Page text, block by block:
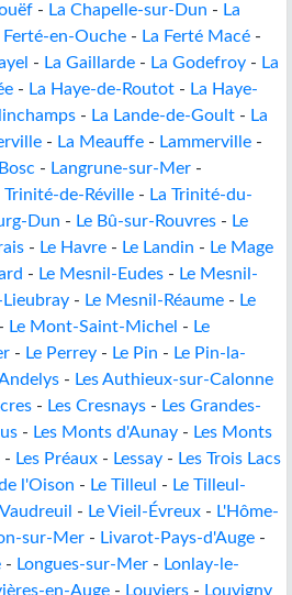
- La Chapelle-sur-Dun - La
Ferté-en-Ouche - La Ferté Macé -
- La Gaillarde - La Godefroy - La
- La Haye-de-Routot - La Haye-
- La Lande-de-Goult - La
- La Meauffe - Lammerville -
- Langrune-sur-Mer -
Trinité-de-Réville - La Trinité-du-
Dun - Le Bû-sur-Rouvres - Le
- Le Havre - Le Landin - Le Mage
- Le Mesnil-Eudes - Le Mesnil-
Lieubray - Le Mesnil-Réaume - Le
- Le Mont-Saint-Michel - Le
- Le Perrey - Le Pin - Le Pin-la-
Andelys - Les Authieux-sur-Calonne
- Les Cresnays - Les Grandes-
- Les Monts d'Aunay - Les Monts
- Les Préaux - Lessay - Les Trois Lacs
l'Oison - Le Tilleul - Le Tilleul-
Vaudreuil - Le Vieil-Évreux - L'Hôme-
sur-Mer - Livarot-Pays-d'Auge -
- Longues-sur-Mer - Lonlay-le-
en-Auge - Louviers - Louvigny